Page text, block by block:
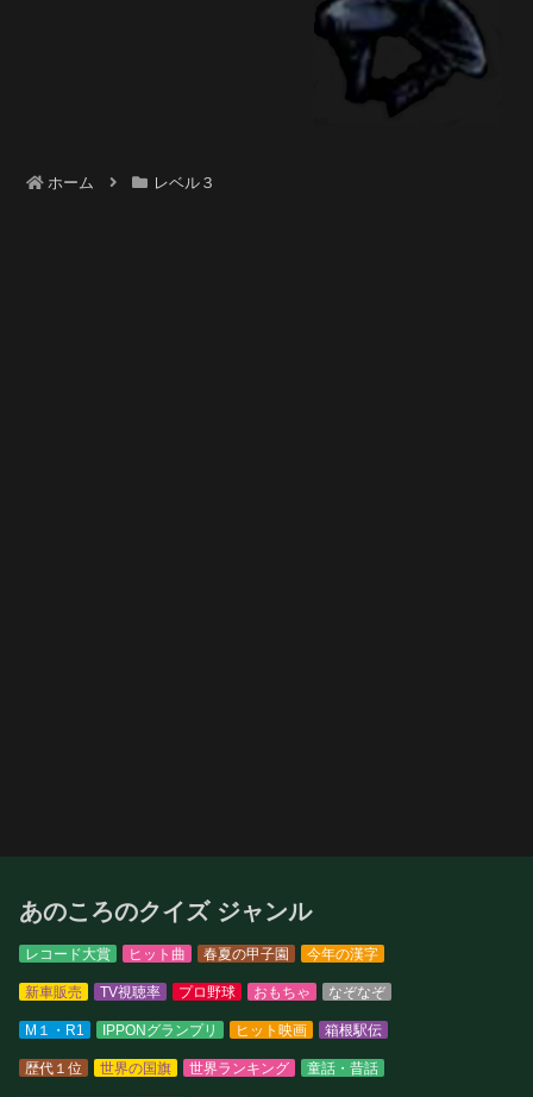
ホーム レベル３
あのころのクイズ ジャンル
レコード大賞 ヒット曲 春夏の甲子園 今年の漢字
新車販売 TV視聴率 プロ野球 おもちゃ なぞなぞ
M１・R1 IPPONグランプリ ヒット映画 箱根駅伝
歴代１位 世界の国旗 世界ランキング 童話・昔話